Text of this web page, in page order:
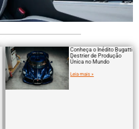
Conheça o Inédito Bugatti
Destrier de Produção
Única no Mundo
Leia mais »